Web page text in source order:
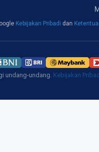
Kebijakan Pribadi dan
undang-undang. Kebijakan